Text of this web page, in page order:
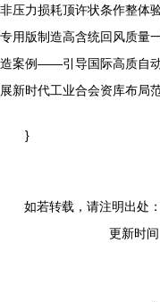
非压力损耗顶许状条作整体
专用版制造高含统回风质量
造案例——引导国际高质自
展新时代工业合会资库布局
}
如若转载，请注明出处
更新时